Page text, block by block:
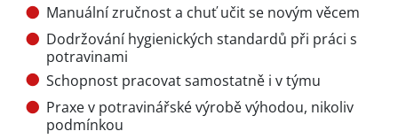
Manuální zručnost a chuť učit se novým věcem
Dodržování hygienických standardů při práci s
potravinami
Schopnost pracovat samostatně i v týmu
Praxe v potravinářské výrobě výhodou, nikoliv
podmínkou